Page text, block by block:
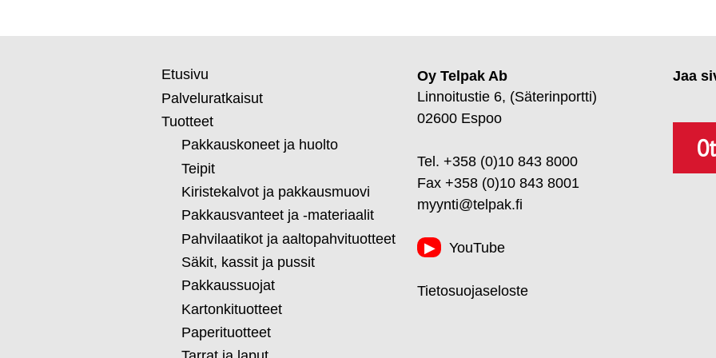
Etusivu
Palveluratkaisut
Tuotteet
Pakkauskoneet ja huolto
Teipit
Kiristekalvot ja pakkausmuovi
Pakkausvanteet ja -materiaalit
Pahvilaatikot ja aaltopahvituotteet
Säkit, kassit ja pussit
Pakkaussuojat
Kartonkituotteet
Paperituotteet
Oy Telpak Ab
Linnoitustie 6, (Säterinportti)
02600 Espoo
Tel. +358 (0)10 843 8000
Fax +358 (0)10 843 8001
myynti@telpak.fi
YouTube
Tietosuojaseloste
Jaa